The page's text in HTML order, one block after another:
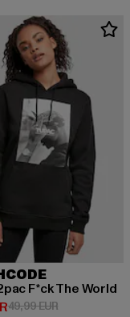
F*ck The World
Preis: 41,99 EUR
49,99 EURAktionspreis: